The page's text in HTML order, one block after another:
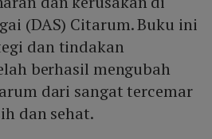
(DAS) Citarum. Buku ini
dan tindakan
berhasil mengubah
dari sangat tercemar
dan sehat.